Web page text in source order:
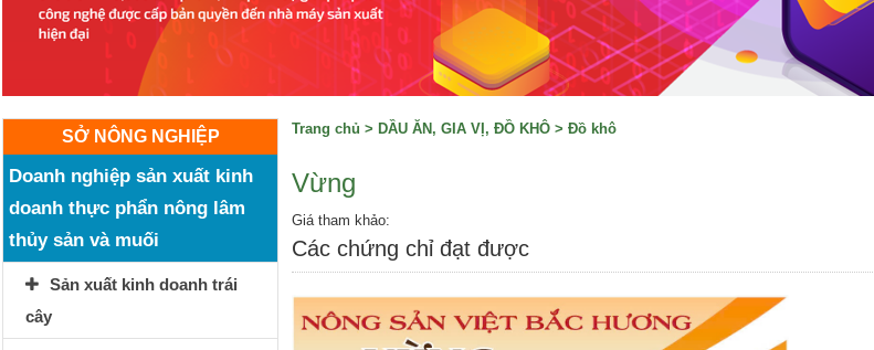
SỞ NÔNG NGHIỆP
Doanh nghiệp sản xuất kinh
doanh thực phẩn nông lâm
thủy sản và muối
Sản xuất kinh doanh trái
cây
Trang chủ > DẦU ĂN, GIA VỊ, ĐỒ KHÔ > Đồ khô
Vừng
Giá tham khảo:
Các chứng chỉ đạt được